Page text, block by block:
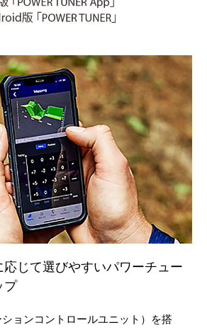
応じて選びやすいパワーチュー
プ
ョンコントロールユニット）を搭